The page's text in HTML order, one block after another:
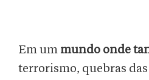
Em um mundo onde
terrorismo, quebras